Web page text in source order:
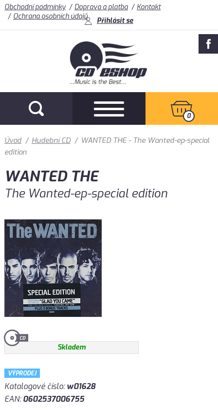
Obchodní podmínky Doprava a platba
Kontakt
Ochrana osobních údajů
Přihlásit se
0
Úvod / Hudební CD / WANTED THE - The Wanted-ep-special
edition
WANTED THE
The Wanted-ep-special edition
Skladem
VÝPRODEJ
Katalogové číslo:w01628
EAN:0602537006755